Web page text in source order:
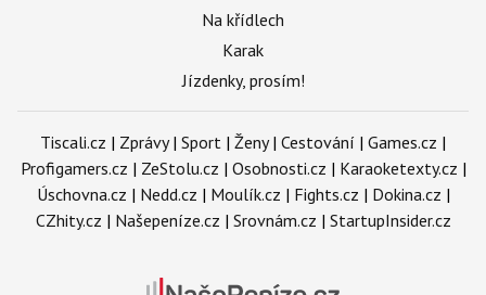
Na křídlech
Karak
Jízdenky, prosím!
Tiscali.cz | Zprávy| Sport | Ženy| Cestování | Games.cz |
Profigamers.cz | ZeStolu.cz | Osobnosti.cz | Karaoketexty.cz |
Úschovna.cz | Nedd.cz | Moulík.cz | Fights.cz | Dokina.cz |
CZhity.cz | Našepeníze.cz | Srovnám.cz | StartupInsider.cz